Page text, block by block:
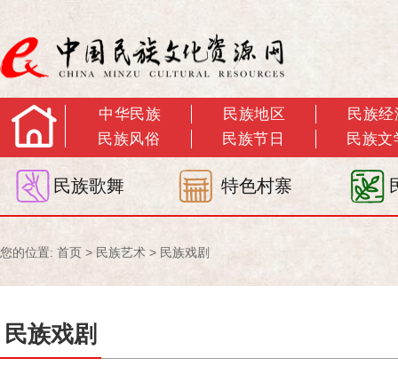
中华民族 民族地区
民族经
民族风俗
民族节日 民族文
民族歌舞 特色村寨
您的位置: 首页 > 民族艺术 > 民族戏剧
民族戏剧